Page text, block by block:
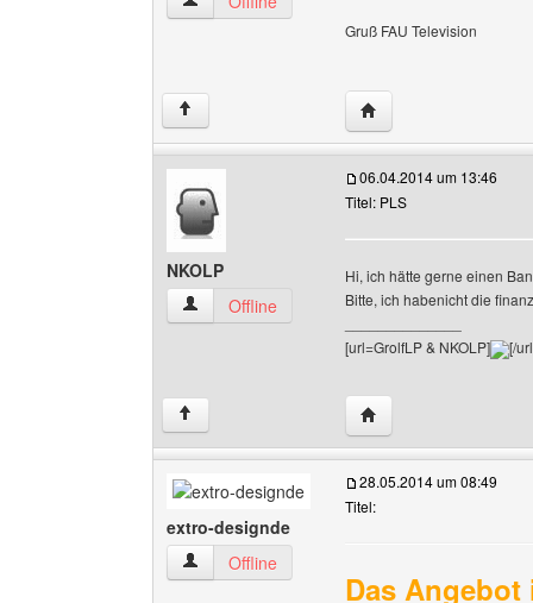
Gruß FAU Television
↑ Website dieses
NKOLP
NKOLP Benutzer-Profile anzeigen
Offline
06.04.2014 um 13:46
Titel: PLS
Hi, ich hätte gerne einen
Bitte, ich habenicht die
[url=GrolfLP & NKOLP]
[/
↑ Website dieses
extro-designde
extro-designde Benutzer-Profile anzeigen
Offline
28.05.2014 um 08:49
Titel:
Das